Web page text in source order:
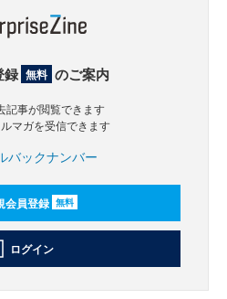
録 無料 のご案内
記事が閲覧できます
マガを受信できます
バックナンバー
会員登録 無料
ログイン